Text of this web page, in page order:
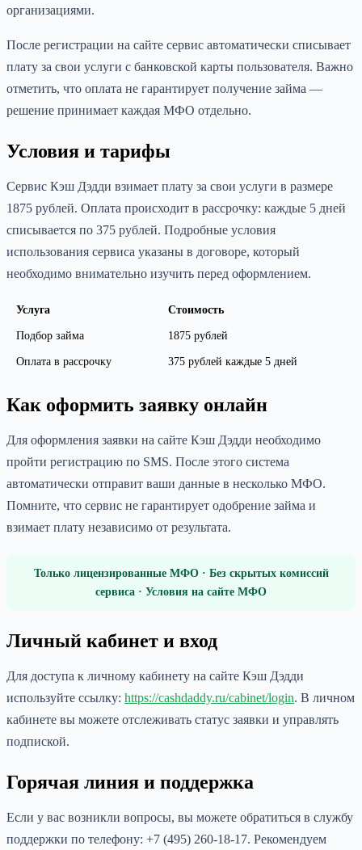
организациями.
После регистрации на сайте сервис автоматически списывает
плату за свои услуги с банковской карты пользователя. Важно
отметить, что оплата не гарантирует получение займа —
решение принимает каждая МФО отдельно.
Условия и тарифы
Сервис Кэш Дэдди взимает плату за свои услуги в размере
1875 рублей. Оплата происходит в рассрочку: каждые 5 дней
списывается по 375 рублей. Подробные условия
использования сервиса указаны в договоре, который
необходимо внимательно изучить перед оформлением.
Услуга Стоимость
Подбор займа 1875 рублей
Оплата в рассрочку 375 рублей каждые 5 дней
Как оформить заявку онлайн
Для оформления заявки на сайте Кэш Дэдди необходимо
пройти регистрацию по SMS. После этого система
автоматически отправит ваши данные в несколько МФО.
Помните, что сервис не гарантирует одобрение займа и
взимает плату независимо от результата.
Только лицензированные МФО · Без скрытых комиссий
сервиса · Условия на сайте МФО
Личный кабинет и вход
Для доступа к личному кабинету на сайте Кэш Дэдди
используйте ссылку: https://cashdaddy.ru/cabinet/login. В личном
кабинете вы можете отслеживать статус заявки и управлять
подпиской.
Горячая линия и поддержка
Если у вас возникли вопросы, вы можете обратиться в службу
поддержки по телефону: +7 (495) 260-18-17. Рекомендуем